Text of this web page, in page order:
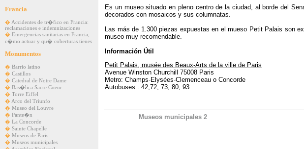
Francia
� Accidentes de tr�fico en Francia:
reclamaciones e indemnizaciones
� Emergencias sanitarias en Francia,
c�mo actuar y qu� coberturas tienes
Monumentos
� Barrio latino
� Castillos
� Catedral de Notre Dame
� Bas�lica Sacre Coeur
� Torre Eiffel
� Arco del Triunfo
� Museo del Louvre
� Pante�n
� La Concorde
� Sainte Chapelle
� Museos de Paris
� Museos municipales
Es un museo situado en pleno centro de la ciudad, al borde del
decorados con mosaicos y sus columnatas.
Las más de 1.300 piezas expuestas en el mueso Petit Palais son
museo muy recomendable.
Información Útil
Petit Palais, musée des Beaux-Arts de la ville de Paris
Avenue Winston Churchill 75008 Paris
Metro: Champs-Elysées-Clemenceau o Concorde
Autobuses : 42,72, 73, 80, 93
Museos municipales 2